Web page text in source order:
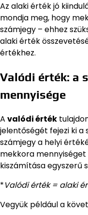
Az alaki érték jó
mondja meg, hogy
számjegy – ehhez
alaki érték
értékhez.
Valódi érték: a
mennyisége
A valódi érték
jelentőségét fejezi ki a
számjegy a helyi
mekkora
kiszámítása egyszerű
*Valódi érték = alaki
Vegyük például a